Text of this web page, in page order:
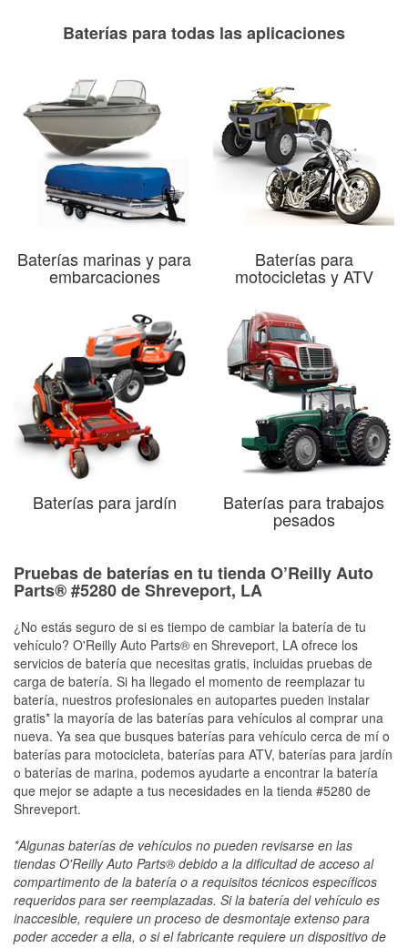
Baterías para todas las aplicaciones
Baterías marinas y para
embarcaciones
Baterías para
motocicletas y ATV
Baterías para jardín Baterías para trabajos
pesados
Pruebas de baterías en tu tienda O’Reilly Auto
Parts® #5280 de Shreveport, LA
¿No estás seguro de si es tiempo de cambiar la batería de tu
vehículo? O'Reilly Auto Parts® en Shreveport, LA ofrece los
servicios de batería que necesitas gratis, incluidas pruebas de
carga de batería. Si ha llegado el momento de reemplazar tu
batería, nuestros profesionales en autopartes pueden instalar
gratis* la mayoría de las baterías para vehículos al comprar una
nueva. Ya sea que busques baterías para vehículo cerca de mí o
baterías para motocicleta, baterías para ATV, baterías para jardín
o baterías de marina, podemos ayudarte a encontrar la batería
que mejor se adapte a tus necesidades en la tienda #5280 de
Shreveport.
*Algunas baterías de vehículos no pueden revisarse en las
tiendas O'Reilly Auto Parts® debido a la dificultad de acceso al
compartimento de la batería o a requisitos técnicos específicos
requeridos para ser reemplazadas. Si la batería del vehículo es
inaccesible, requiere un proceso de desmontaje extenso para
poder acceder a ella, o si el fabricante requiere un dispositivo de